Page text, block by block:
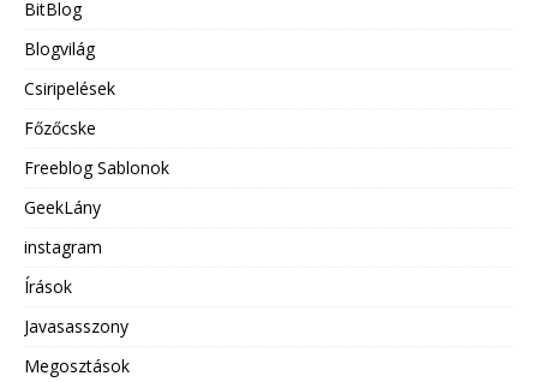
BitBlog
Blogvilág
Csiripelések
Főzőcske
Freeblog Sablonok
GeekLány
instagram
Írások
Javasasszony
Megosztások